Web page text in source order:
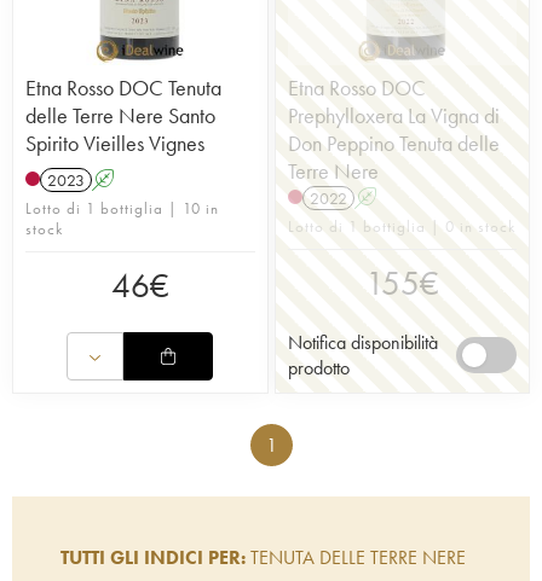
Etna Rosso DOC Tenuta
delle Terre Nere Santo
Spirito Vieilles Vignes
2023 A
Lotto di 1 bottiglia | 10 in
stock
46€
Etna Rosso DOC
Prephylloxera La Vigna di
Don Peppino Tenuta delle
Terre Nere
2022 A
Lotto di 1 bottiglia | 0 in stock
155€
Notifica disponibilità
prodotto
1
TUTTI GLI INDICI PER:TENUTA DELLE TERRE NERE